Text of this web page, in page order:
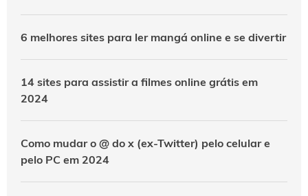
6 melhores sites para ler mangá online e se divertir
14 sites para assistir a filmes online grátis em
2024
Como mudar o @ do x (ex-Twitter) pelo celular e
pelo PC em 2024